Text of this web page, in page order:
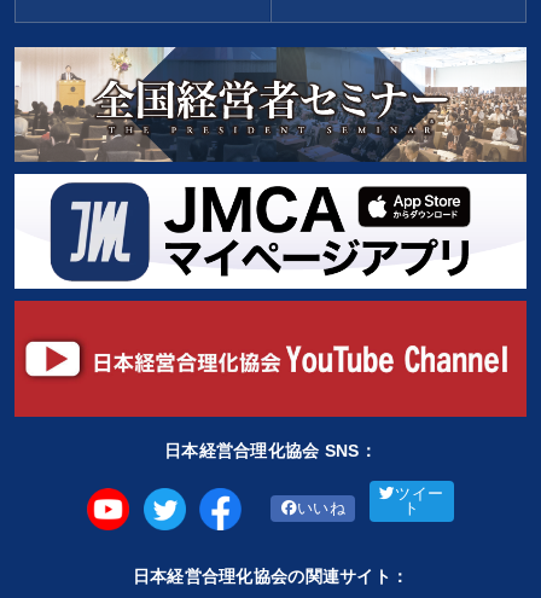
日本経営合理化協会 SNS：
いいね
ツイー
ト
日本経営合理化協会の関連サイト：